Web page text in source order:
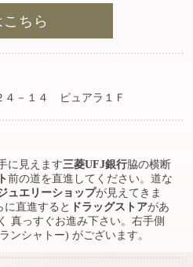
ちら
４－１４ ピュアラ１Ｆ
に見えます三菱UFJ銀行脇の横断
前の道を直進してください。道な
ュエリーショップが見えてきま
直進すると ドラッグストアがあ
真っすぐお進み下さい。右手側
ンシャトー) がございます。